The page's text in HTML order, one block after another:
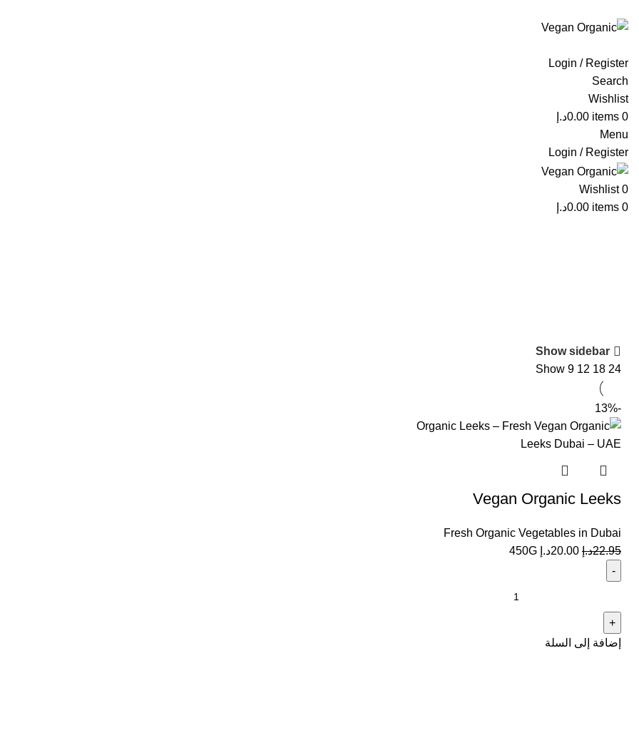
Login / Register
Search
Wishlist
0
items
0.00د.إ
Menu
Login / Register
0
Wishlist
0
items
0.00د.إ
Show sidebar
Show 9 12 18 24
-13%
Vegan Organic Leeks
Fresh Organic Vegetables in Dubai
22.95د.إ 20.00د.إ 450G
إضافة إلى السلة